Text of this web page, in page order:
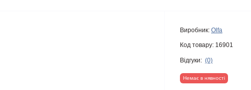
Виробник: Olfa
Код товару: 16901
Відгуки: (0)
Немає в нявності